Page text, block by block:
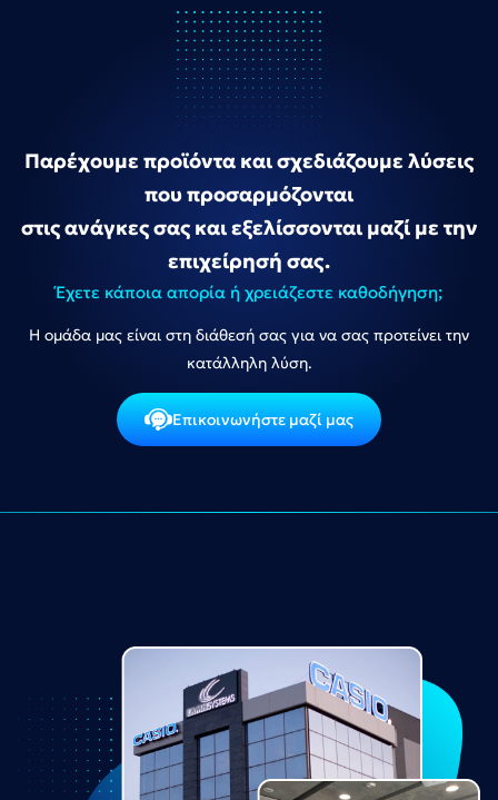
Παρέχουμε προϊόντα και σχεδιάζουμε λύσεις
που προσαρμόζονται
στις ανάγκες σας και εξελίσσονται μαζί με την
επιχείρησή σας.
Έχετε κάποια απορία ή χρειάζεστε καθοδήγηση;
Η ομάδα μας είναι στη διάθεσή σας για να σας προτείνει την
κατάλληλη λύση.
Επικοινωνήστε μαζί μας